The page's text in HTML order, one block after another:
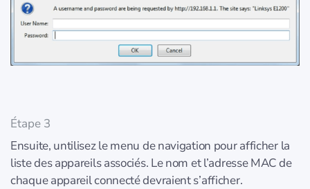
Étape 3
Ensuite, untilisez le menu de navigation pour afficher la
liste des appareils associés. Le nom et l’adresse MAC de
chaque appareil connecté devraient s’afficher.